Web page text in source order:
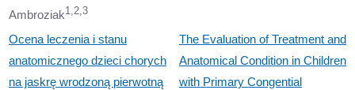
Ambroziak1,2,3
Ocena leczenia i stanu
anatomicznego dzieci chorych
na jaskrę wrodzoną pierwotną
The Evaluation of Treatment and
Anatomical Condition in Children
with Primary Congential